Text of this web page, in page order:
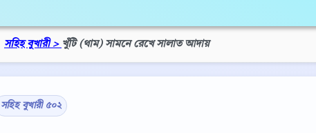
সহিহ বুখারী > খুঁটি (থাম) সামনে রেখে সালাত আদায়
সহিহ বুখারী ৫০২